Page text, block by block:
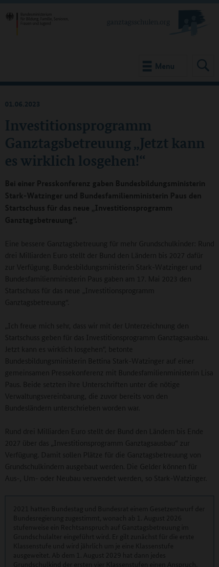
Menu
Investitionsprogramm
Ganztagsbetreuung „Jetzt kann
es wirklich losgehen!“
01.06.2023
Bei einer Presskonferenz gaben Bundesbildungsministerin
Stark-Watzinger und Bundesfamilienministerin Paus den
Startschuss für das neue „Investitionsprogramm
Ganztagsbetreuung“.
Eine bessere Ganztagsbetreuung für mehr Grundschulkinder: Rund
drei Milliarden Euro stellt der Bund den Ländern bis 2027 dafür
zur Verfügung. Bundesbildungsministerin Stark-Watzinger und
Bundesfamilienministerin Paus gaben am 17. Mai 2023 den
Startschuss für das neue „Investitionsprogramm
Ganztagsbetreuung“.
„Ich freue mich sehr, dass wir mit der Unterzeichnung den
Startschuss geben für das Investitionsprogramm Ganztagsausbau.
Jetzt kann es wirklich losgehen“, betonte
Bundesbildungsministerin Bettina Stark-Watzinger auf einer
gemeinsamen Pressekonferenz mit Bundesfamilienministerin Lisa
Paus. Beide setzten ihre Unterschriften unter die nötige
Verwaltungsvereinbarung, die zuvor bereits von den
Bundesländern unterschrieben worden war.
Rund drei Milliarden Euro stellt der Bund den Ländern bis Ende
2027 über das „Investitionsprogramm Ganztagsausbau“ zur
Verfügung. Damit sollen Plätze für die Ganztagsbetreuung von
Grundschulkindern ausgebaut werden. Die Gelder können für
Aus-, Um- oder Neubau verwendet werden, so Stark-Watzinger.